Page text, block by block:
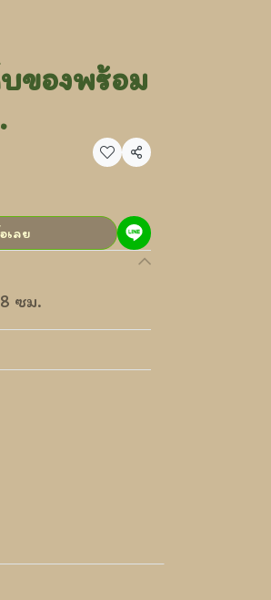
ของพร้อม
แชร์
เลย
ซม.